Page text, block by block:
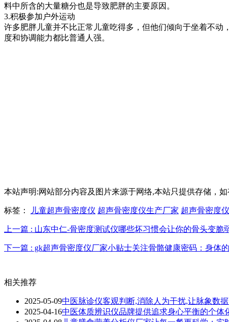
料中所含的大量糖分也是导致肥胖的主要原因。
3.积极参加户外运动
许多肥胖儿童并不比正常儿童吃得多，但他们倾向于坐着不动
度和协调能力都比普通人强。
本站声明:网站部分内容及图片来源于网络,本站只提供存储，
标签： 儿童超声骨密度仪 超声骨密度仪生产厂家 超声骨密度仪
上一篇 : 山东中仁-骨密度测试仪哪些坏习惯会让你的骨头变脆
下一篇 : gk超声骨密度仪厂家小贴士关注骨骼健康密码：身体
相关推荐
2025-05-09中医脉诊仪客观判断,消除人为干扰,让脉象数
2025-04-16中医体质辨识仪品牌提供追求身心平衡的个体